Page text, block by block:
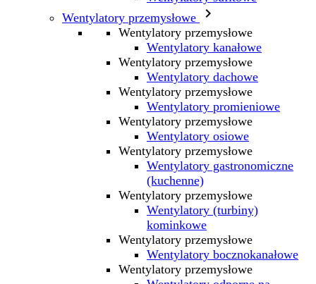
Wentylatory przemysłowe

Wentylatory przemysłowe
Wentylatory kanałowe
Wentylatory przemysłowe
Wentylatory dachowe
Wentylatory przemysłowe
Wentylatory promieniowe
Wentylatory przemysłowe
Wentylatory osiowe
Wentylatory przemysłowe
Wentylatory gastronomiczne
(kuchenne)
Wentylatory przemysłowe
Wentylatory (turbiny)
kominkowe
Wentylatory przemysłowe
Wentylatory bocznokanałowe
Wentylatory przemysłowe